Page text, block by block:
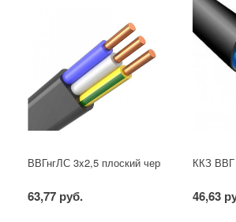
ВВГнгЛС 3x2,5 плоский черный
63,77 руб.
ККЗ ВВГ
46,63